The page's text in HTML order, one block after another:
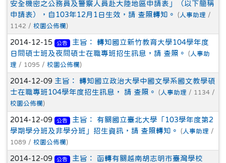
安全機密之公務員及警察人員赴大陸地區申請表」（以下簡稱
申請表），自103年12月1日生效，請 查照轉知。 ( 人事助理 /
1142 / 校園公佈欄 )
2014-12-15 公告
主旨： 轉知國立新竹教育大學104學年度
日間碩士班及夜間碩士在職專班招生訊息，請 查照。 ( 人事助
理 / 1095 / 校園公佈欄 )
2014-12-09 主旨： 轉知國立政治大學中國文學系國文教學碩
士在職專班104學年度招生訊息， 請 查照。 ( 人事助理 / 1134 /
校園公佈欄 )
2014-12-09 公告
主旨： 有關國立臺北大學「103學年度第2
學期學分班及非學分班」招生資訊，請 查照轉知。 ( 人事助理 /
1089 / 校園公佈欄 )
2014-12-09 公告
主旨： 函轉有關越南胡志明市臺灣學校